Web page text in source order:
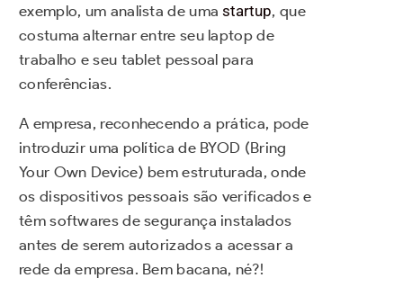
exemplo, um analista de umastartup, que
costuma alternar entre seu laptop de
trabalho e seu tablet pessoal para
conferências.
A empresa, reconhecendo a prática, pode
introduzir uma política de BYOD (Bring
Your Own Device) bem estruturada, onde
os dispositivos pessoais são verificados e
têm softwares de segurança instalados
antes de serem autorizados a acessar a
rede da empresa. Bem bacana, né?!